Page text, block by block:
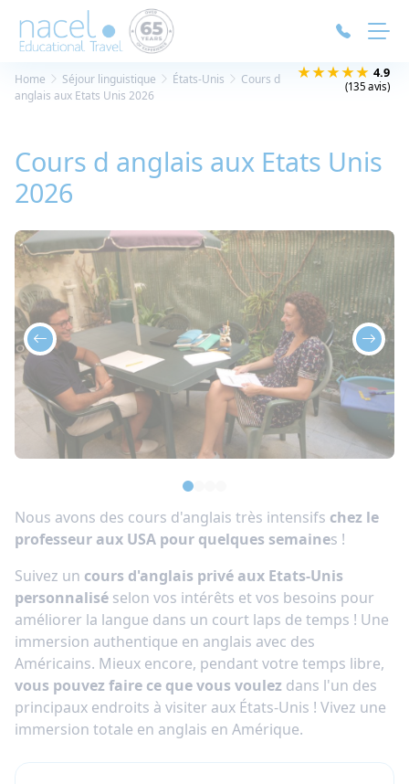
★★★★★ 4.9
(135 avis)
Home Séjour linguistique États-Unis
Cours d
anglais aux Etats Unis 2026
Cours d anglais aux Etats Unis
2026
Nous avons des cours d'anglais très intensifs chez le
professeur aux USA pour quelques semaines !
Suivez un cours d'anglais privé aux Etats-Unis
personnalisé selon vos intérêts et vos besoins pour
améliorer la langue dans un court laps de temps ! Une
immersion authentique en anglais avec des
Américains. Mieux encore, pendant votre temps libre,
vous pouvez faire ce que vous voulez dans l'un des
principaux endroits à visiter aux États-Unis ! Vivez une
immersion totale en anglais en Amérique.
Panneau de gestion des cookies